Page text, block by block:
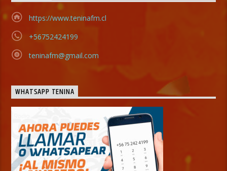
https://www.teninafm.cl
+56752424199
teninafm@gmail.com
WHATSAPP TENINA